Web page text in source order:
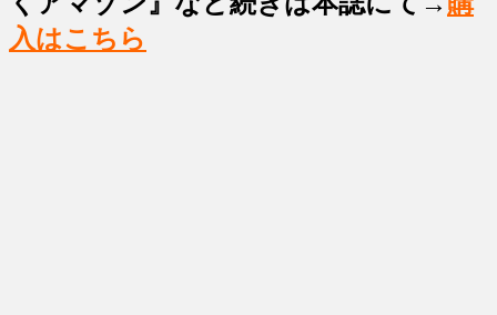
入はこちら